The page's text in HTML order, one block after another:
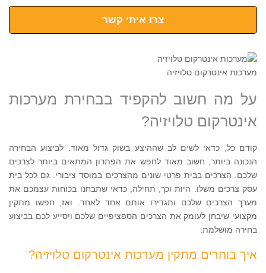
צרו איתי קשר
מערכות אינטרקום טלויזיה
על מה חשוב להקפיד בבחירת מערכות
אינטרקום טלויזיה?
קודם כל, כדאי לשים לב שההיצע בשוק גדול מאוד. לביצוע הבחירה
הנכונה ביותר, חשוב מאוד לחפש את הפתרון המתאים ביותר לצרכים
שלכם. הצרכים בבית פרטי שונים מהצרכים במוסד ציבורי. גם לכל בית
עסק צרכים משלו. היות וכך, תחילה, כדאי שתבחנו בכוחות עצמכם את
מערך הצרכים שלכם ותגדירו אותם אחד לאחד. ואז, חפשו מתקין
מקצועי שיבחן לעומק את הצרכים הספציפיים שלכם ויסייע לכם בביצוע
בחירה מושלמת.
איך בוחרים מתקין מערכות אינטרקום טלויזיה?